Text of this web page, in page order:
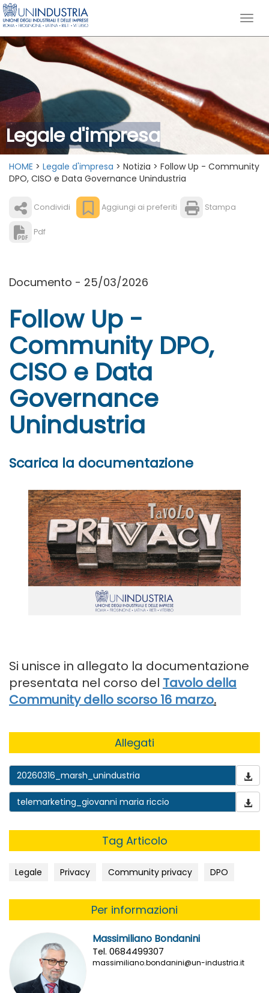
Legale d'impresa
HOME > Legale d'impresa > Notizia > Follow Up - Community
DPO, CISO e Data Governance Unindustria
Condividi Aggiungi ai preferiti Stampa
Pdf
Documento - 25/03/2026
Follow Up -
Community DPO,
CISO e Data
Governance
Unindustria
Scarica la documentazione
Si unisce in allegato la documentazione
presentata nel corso del Tavolo della
Community dello scorso 16 marzo.
Allegati
20260316_marsh_unindustria
telemarketing_giovanni maria riccio
Tag Articolo
Legale Privacy Community privacy DPO
Per informazioni
Massimiliano Bondanini
Tel. 0684499307
massimiliano.bondanini@un-industria.it